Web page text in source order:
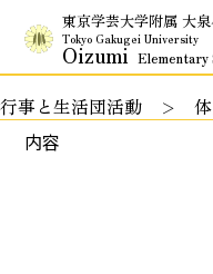
東京学芸大学附属 大
Tokyo Gakugei University
Oizumi Elementary
お問合せ
行事と生活団活動
内容